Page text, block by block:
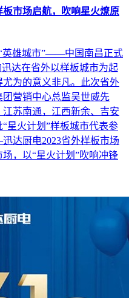
市场启航，吹响星火燎原
英雄城市”——中国南昌正式
达在省外以样板城市为起
为的意义非凡。此次省外
营销中心总监吴世威先
苏南通，江西新余、吉安
星火计划”样板城市代表参
达厨电2023省外样板市场
，以“星火计划”吹响冲锋